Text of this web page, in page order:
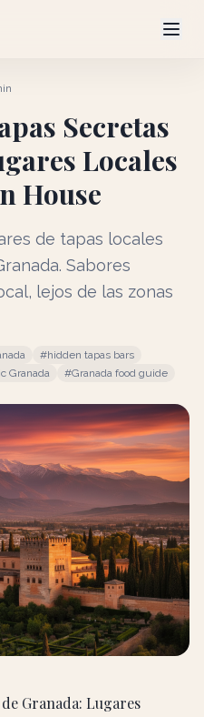
Secretas
Locales
House
de tapas locales
Sabores
lejos de las zonas
#hidden tapas bars
Granada #Granada food guide
Granada: Lugares